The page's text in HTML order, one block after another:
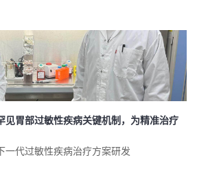
见胃部过敏性疾病关键机制，为精准治疗
一代过敏性疾病治疗方案研发